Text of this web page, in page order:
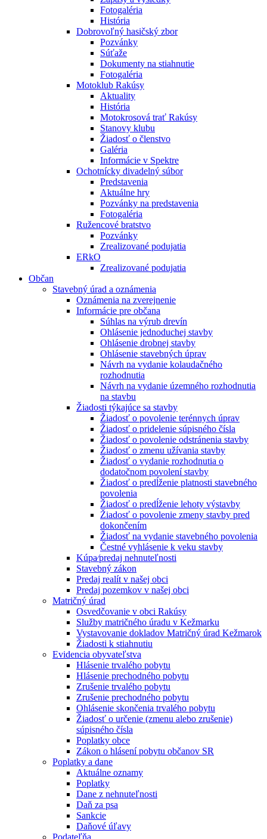
Fotogaléria
História
Dobrovoľný hasičský zbor
Pozvánky
Súťaže
Dokumenty na stiahnutie
Fotogaléria
Motoklub Rakúsy
Aktuality
História
Motokrosová trať Rakúsy
Stanovy klubu
Žiadosť o členstvo
Galéria
Informácie v Spektre
Ochotnícky divadelný súbor
Predstavenia
Aktuálne hry
Pozvánky na predstavenia
Fotogaléria
Ružencové bratstvo
Pozvánky
Zrealizované podujatia
ERkO
Zrealizované podujatia
Občan
Stavebný úrad a oznámenia
Oznámenia na zverejnenie
Informácie pre občana
Súhlas na výrub drevín
Ohlásenie jednoduchej stavby
Ohlásenie drobnej stavby
Ohlásenie stavebných úprav
Návrh na vydanie kolaudačného
rozhodnutia
Návrh na vydanie územného rozhodnutia
na stavbu
Žiadosti týkajúce sa stavby
Žiadosť o povolenie terénnych úprav
Žiadosť o pridelenie súpisného čísla
Žiadosť o povolenie odstránenia stavby
Žiadosť o zmenu užívania stavby
Žiadosť o vydanie rozhodnutia o
dodatočnom povolení stavby
Žiadosť o predĺženie platnosti stavebného
povolenia
Žiadosť o predĺženie lehoty výstavby
Žiadosť o povolenie zmeny stavby pred
dokončením
Žiadosť na vydanie stavebného povolenia
Čestné vyhlásenie k veku stavby
Kúpa⁄predaj nehnuteľnosti
Stavebný zákon
Predaj realít v našej obci
Predaj pozemkov v našej obci
Matričný úrad
Osvedčovanie v obci Rakúsy
Služby matričného úradu v Kežmarku
Vystavovanie dokladov Matričný úrad Kežmarok
Žiadosti k stiahnutiu
Evidencia obyvateľstva
Hlásenie trvalého pobytu
Hlásenie prechodného pobytu
Zrušenie trvalého pobytu
Zrušenie prechodného pobytu
Ohlásenie skončenia trvalého pobytu
Žiadosť o určenie (zmenu alebo zrušenie)
súpisného čísla
Poplatky obce
Zákon o hlásení pobytu občanov SR
Poplatky a dane
Aktuálne oznamy
Poplatky
Dane z nehnuteľnosti
Daň za psa
Sankcie
Daňové úľavy
Podateľňa